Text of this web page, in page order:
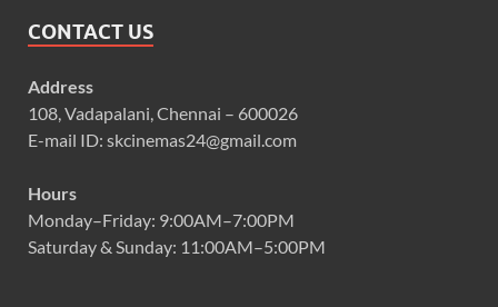
CONTACT US
Address
108, Vadapalani, Chennai – 600026
E-mail ID: skcinemas24@gmail.com
Hours
Monday–Friday: 9:00AM–7:00PM
Saturday & Sunday: 11:00AM–5:00PM